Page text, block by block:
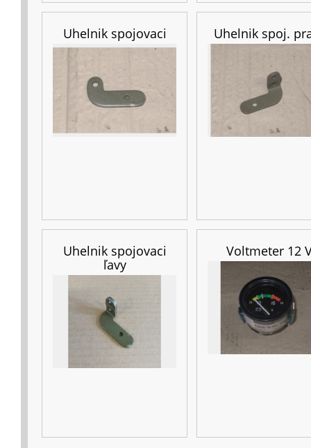
Uhelnik spojovaci Uhelnik spoj.
Uhelnik spojovaci
ľavy
Voltmeter 12